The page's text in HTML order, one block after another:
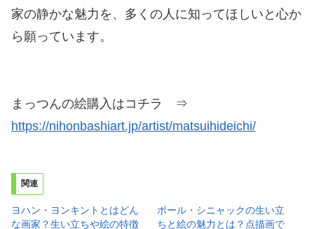
家の静かな魅力を、多くの人に知ってほしいと心か
ら願っています。
まっつんの絵購入はコチラ ⇒
https://nihonbashiart.jp/artist/matsuihideichi/
関連
ヨハン・ヨンキントとはどん
な画家？生い立ちや絵の特徴
ポール・シニャックの生い立
ちと絵の魅力とは？点描画で